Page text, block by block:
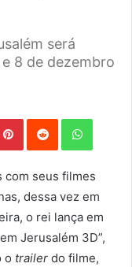
será
8 de dezembro
Pinterest Reddit
com seus filmes
dessa vez em
o rei lança em
Jerusalém 3D”,
o trailer do filme,